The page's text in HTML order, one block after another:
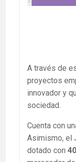
A través de
proyectos
innovador y
sociedad.
Cuenta con
Asimismo, el
dotado con